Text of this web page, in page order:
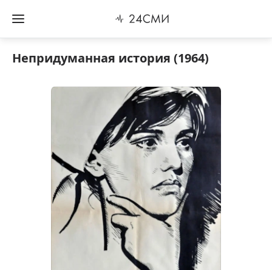
Непридуманная история (1964)